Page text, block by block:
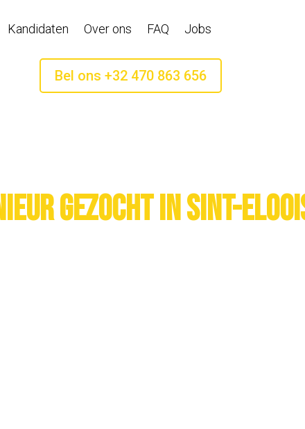
Kandidaten Over ons FAQ Jobs
Bel ons +32 470 863 656
gezocht in Sint-